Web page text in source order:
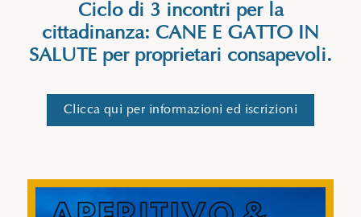
Ciclo di 3 incontri per la
cittadinanza: CANE E GATTO IN
SALUTE per proprietari consapevoli.
Clicca qui per informazioni ed iscrizioni